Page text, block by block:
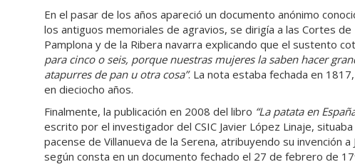
En el pasar de los años apareció un documento anónimo
los antiguos memoriales de agravios, se dirigía a las Cortes
Pamplona y de la Ribera navarra explicando que el sustento
para cinco o seis, porque nuestras mujeres la saben hacer
atapurres de pan u otra cosa”. La nota estaba fechada en
en dieciocho años.
Finalmente, la publicación en 2008 del libro “La patata en
escrito por el investigador del CSIC Javier López Linaje,
pacense de Villanueva de la Serena, atribuyendo su invención
según consta en un documento fechado el 27 de febrero de